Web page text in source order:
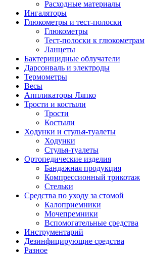
Расходные материалы
Ингаляторы
Глюкометры и тест-полоски
Глюкометры
Тест-полоски к глюкометрам
Ланцеты
Бактерицидные облучатели
Дарсонваль и электроды
Термометры
Весы
Аппликаторы Ляпко
Трости и костыли
Трости
Костыли
Ходунки и стулья-туалеты
Ходунки
Стулья-туалеты
Ортопедические изделия
Бандажная продукция
Компрессионный трикотаж
Стельки
Средства по уходу за стомой
Калоприемники
Мочепремники
Вспомогательные средства
Инструментарий
Дезинфицирующие средства
Разное